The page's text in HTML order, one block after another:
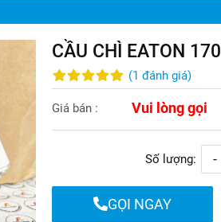
CẦU CHÌ EATON
(1 đánh giá)
Giá bán : Vui lòng gọi
Số lượng: -
GỌI NGAY